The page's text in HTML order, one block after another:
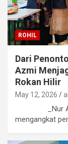
ROHIL
Dari
Azmi
Rokan Hilir
May 12, 2026
_Nur Azmi
mengangkat